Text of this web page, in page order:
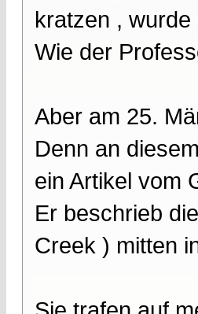
kratzen ,
Wie der
Aber am 25.
Denn an
ein Artikel vom
Er beschrieb
Creek ) mitten